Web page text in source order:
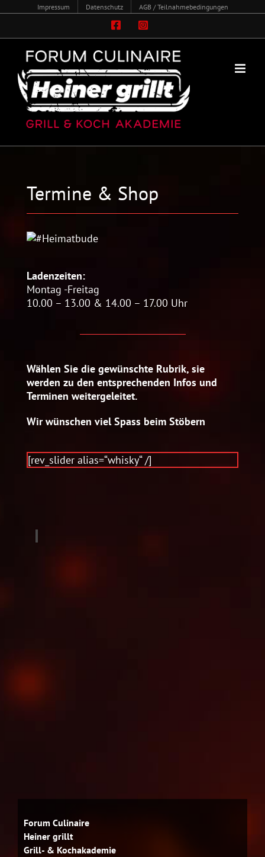
Impressum Datenschutz AGB / Teilnahmebedingungen
Facebook
Instagram
Termine & Shop
Ladenzeiten:
Montag -Freitag
10.00 – 13.00 & 14.00 – 17.00 Uhr
Wählen Sie die gewünschte Rubrik, sie
werden zu den entsprechenden Infos und
Terminen weitergeleitet.
Wir wünschen viel Spass beim Stöbern
[rev_slider alias=“whisky“ /]
Forum Culinaire
Heiner grillt
Grill- & Kochakademie